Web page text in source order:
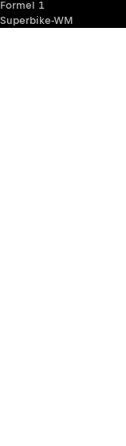
Formel 1
Superbike-WM